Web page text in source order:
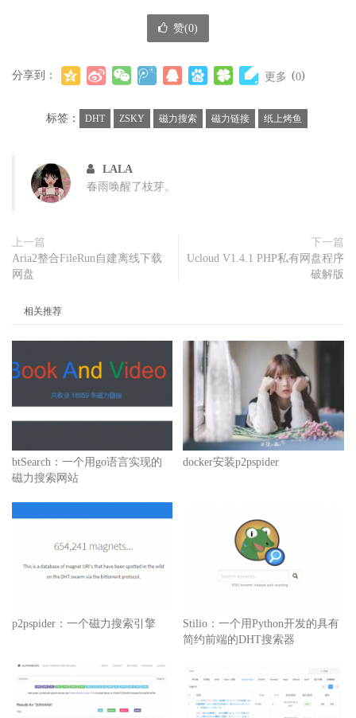
赞(0)
分享到： 更多 (0)
标签： DHT ZSKY 磁力搜索 磁力链接 纸上烤鱼
LALA
春雨唤醒了枝芽。
上一篇
Aria2整合FileRun自建离线下载
网盘
下一篇
Ucloud V1.4.1 PHP私有网盘程序
破解版
相关推荐
btSearch：一个用go语言实现的
磁力搜索网站
docker安装p2pspider
p2pspider：一个磁力搜索引擎
Stilio：一个用Python开发的具有
简约前端的DHT搜索器